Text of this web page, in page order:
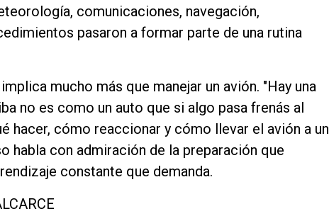
comunicaciones, navegación,
pasaron a formar parte de una rutina
mucho más que manejar un avión. "Hay una
no es como un auto que si algo pasa frenás al
hacer, cómo reaccionar y cómo llevar el avión a un
habla con admiración de la preparación que
constante que demanda.